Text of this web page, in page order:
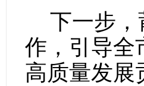
下一步
作，引导全
高质量发展